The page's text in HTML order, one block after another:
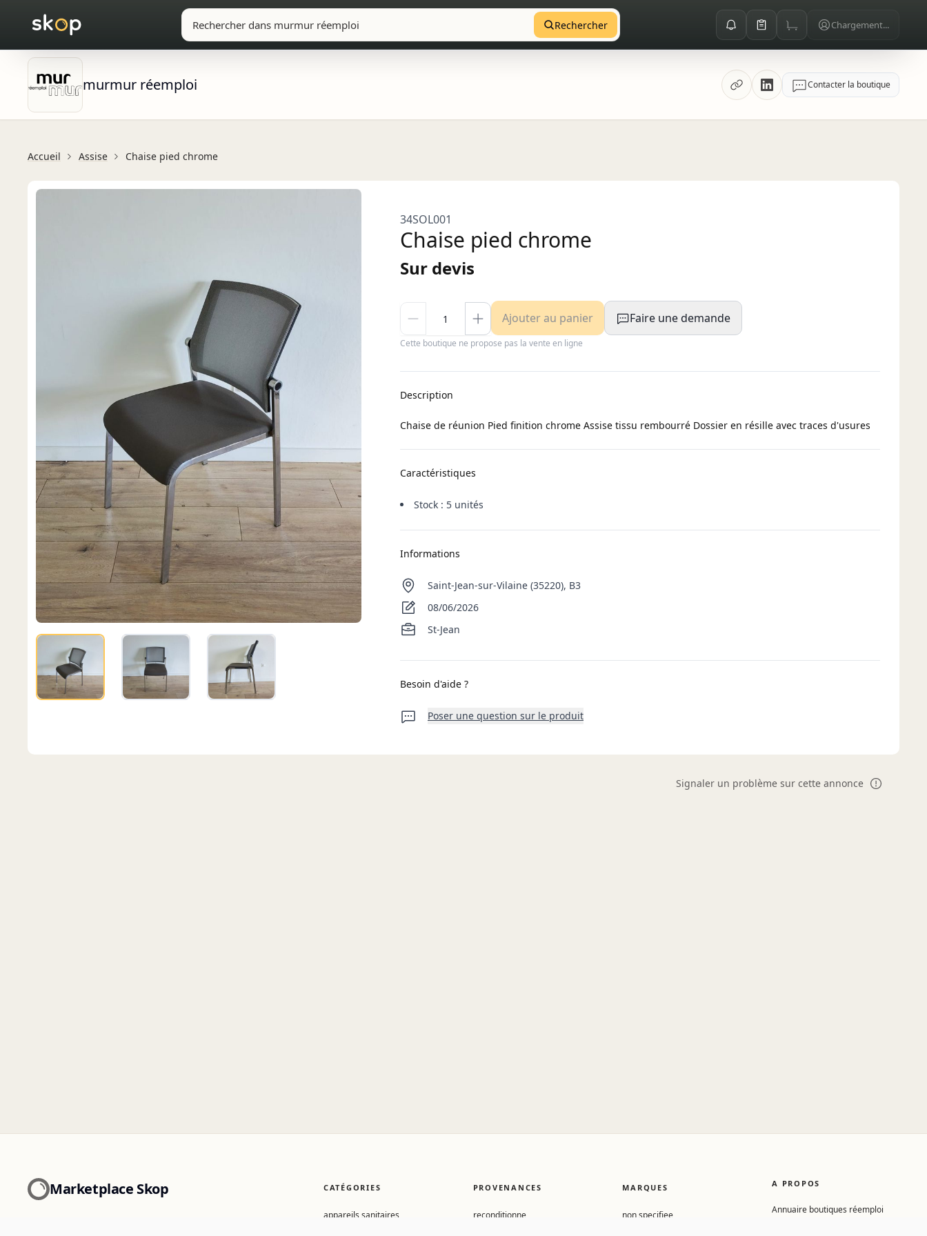
Rechercher Chargement...
murmur réemploi Contacter la boutique
Accueil Assise Chaise pied chrome
34SOL001
Chaise pied chrome
Sur devis
Ajouter au panier Faire une demande
Cette boutique ne propose pas la vente en ligne
Description
Chaise de réunion Pied finition chrome Assise tissu rembourré Dossier en résille avec traces d'usures
Caractéristiques
Stock : 5 unités
Informations
Saint-Jean-sur-Vilaine (35220), B3
08/06/2026
St-Jean
Besoin d'aide ?
Poser une question sur le produit
Signaler un problème sur cette annonce
Marketplace Skop CATÉGORIES
appareils sanitaires
PROVENANCES
reconditionne
MARQUES
non specifiee
A PROPOS
Annuaire boutiques réemploi